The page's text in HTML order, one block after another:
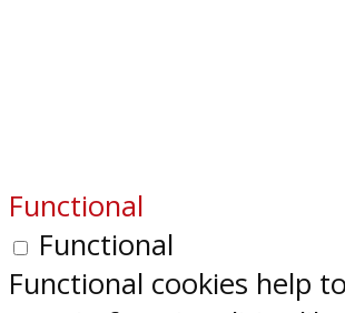
Functional
Functional
Functional cookies help